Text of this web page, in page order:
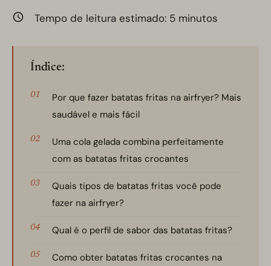
Tempo de leitura estimado: 5 minutos
Índice:
Por que fazer batatas fritas na airfryer? Mais
saudável e mais fácil
Uma cola gelada combina perfeitamente
com as batatas fritas crocantes
Quais tipos de batatas fritas você pode
fazer na airfryer?
Qual é o perfil de sabor das batatas fritas?
Como obter batatas fritas crocantes na